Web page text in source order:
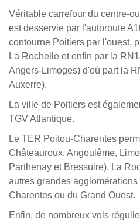
Véritable carrefour du centre-
est desservie par l'autoroute
contourne Poitiers par l'ouest,
La Rochelle et enfin par la
Angers-Limoges) d'où part la
Auxerre).
La ville de Poitiers est
TGV Atlantique.
Le TER Poitou-Charentes
Châteauroux, Angoulême,
Parthenay et Bressuire), La
autres grandes
Charentes ou du Grand Ouest.
Enfin, de nombreux vols